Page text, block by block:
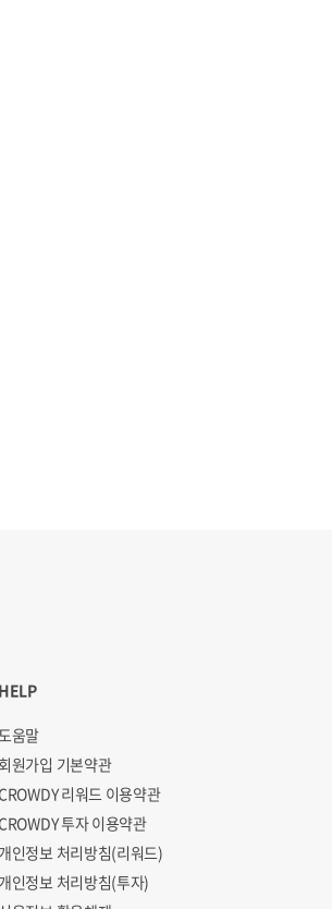
HELP
움말
회원가입 기본약관
리워드 이용약관
투자 이용약관
개인정보 처리방침(리워드)
개인정보 처리방침(투자)